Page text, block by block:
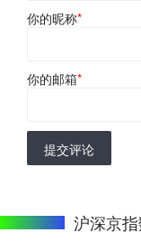
你的昵称*
你的邮箱*
提交评论
沪深京